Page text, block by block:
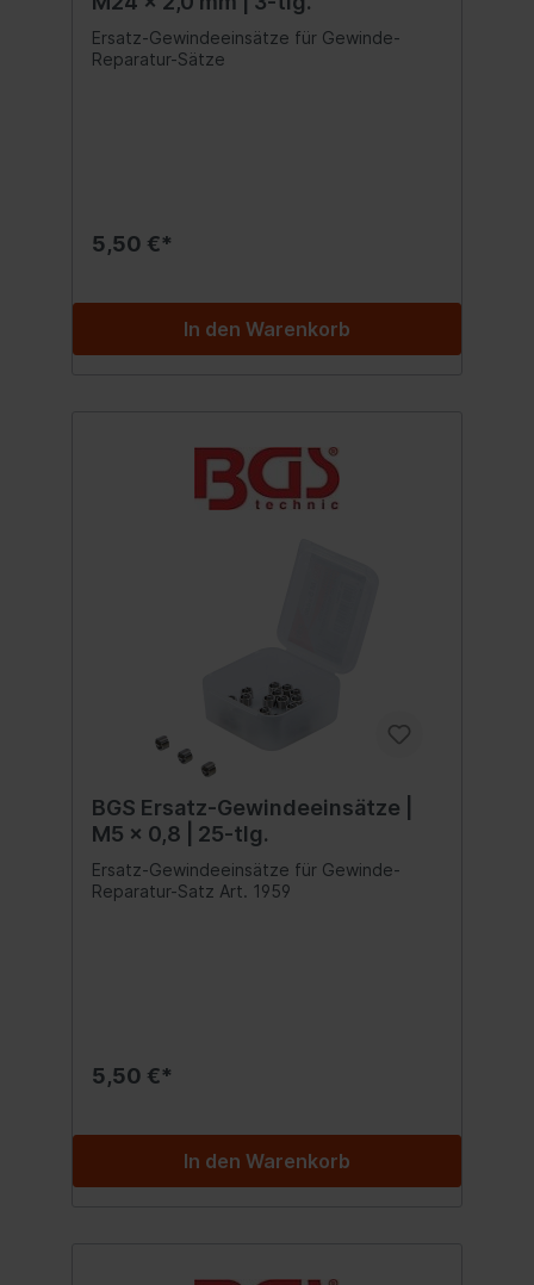
Ersatz-Gewindeeinsätze für Gewinde-
Reparatur-Sätze
5,50 €*
In den Warenkorb
BGS Ersatz-Gewindeeinsätze |
M5 x 0,8 | 25-tlg.
Ersatz-Gewindeeinsätze für Gewinde-
Reparatur-Satz Art. 1959
5,50 €*
In den Warenkorb